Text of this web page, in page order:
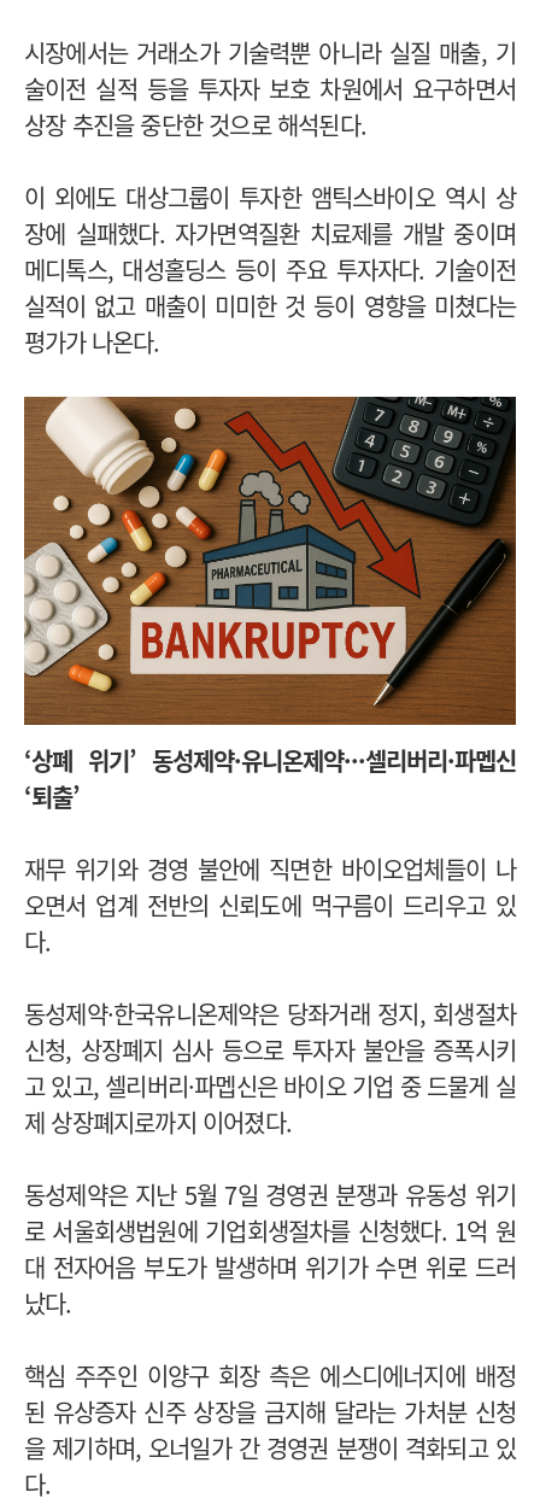
시장에서는 거래소가 기술력뿐 아니라 실질 매출, 기
술이전 실적 등을 투자자 보호 차원에서 요구하면서
상장 추진을 중단한 것으로 해석된다.
이 외에도 대상그룹이 투자한 앰틱스바이오 역시 상
장에 실패했다. 자가면역질환 치료제를 개발 중이며
메디톡스, 대성홀딩스 등이 주요 투자자다. 기술이전
실적이 없고 매출이 미미한 것 등이 영향을 미쳤다는
평가가 나온다.
‘상폐 위기’ 동성제약·유니온제약···셀리버리·파멥신
‘퇴출’
재무 위기와 경영 불안에 직면한 바이오업체들이 나
오면서 업계 전반의 신뢰도에 먹구름이 드리우고 있
다.
동성제약·한국유니온제약은 당좌거래 정지, 회생절차
신청, 상장폐지 심사 등으로 투자자 불안을 증폭시키
고 있고, 셀리버리·파멥신은 바이오 기업 중 드물게 실
제 상장폐지로까지 이어졌다.
동성제약은 지난 5월 7일 경영권 분쟁과 유동성 위기
로 서울회생법원에 기업회생절차를 신청했다. 1억 원
대 전자어음 부도가 발생하며 위기가 수면 위로 드러
났다.
핵심 주주인 이양구 회장 측은 에스디에너지에 배정
된 유상증자 신주 상장을 금지해 달라는 가처분 신청
을 제기하며, 오너일가 간 경영권 분쟁이 격화되고 있
다.